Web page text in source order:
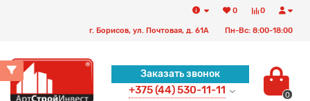
0
0
г. Борисов, ул. Почтовая, д. 61А Пн-Вс: 8:00-18:00
Заказать звонок
+375 (44) 530-11-11 0